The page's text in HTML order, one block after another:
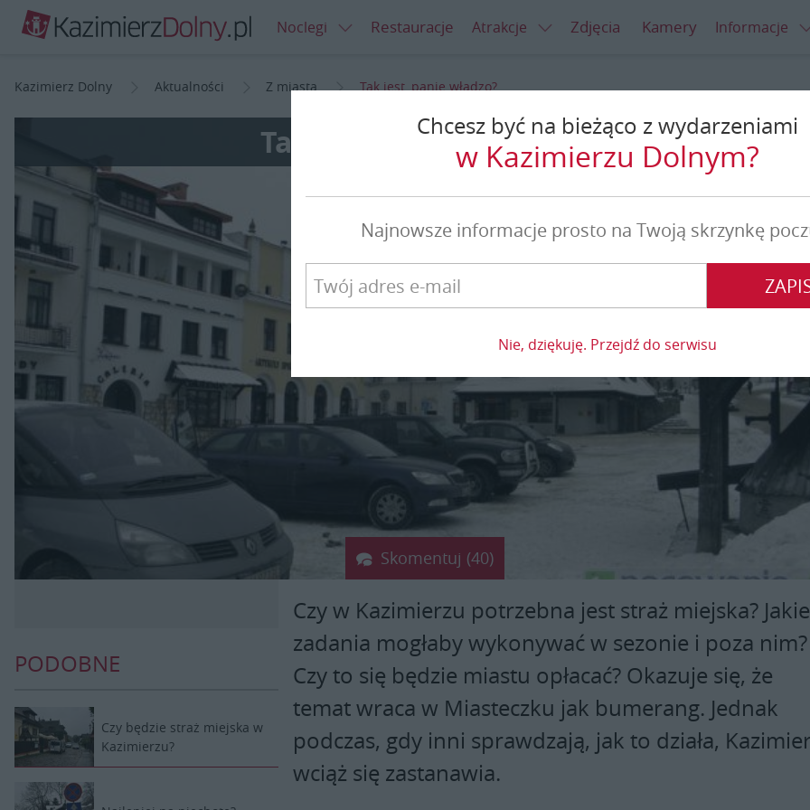
Noclegi Restauracje Atrakcje Zdjęcia Kamery Informacje
Kazimierz Dolny Aktualności Z miasta Tak jest, panie władzo?
Tak jest, panie władzo?
Skomentuj (40)
PODOBNE
Czy będzie straż miejska w
Kazimierzu?
Czy w Kazimierzu potrzebna jest straż miejska? Jakie
zadania mogłaby wykonywać w sezonie i poza nim?
Czy to się będzie miastu opłacać? Okazuje się, że
temat wraca w Miasteczku jak bumerang. Jednak
podczas, gdy inni sprawdzają, jak to działa,
wciąż się zastanawia.
Chcesz być na bieżąco z wydarzeniami
w Kazimierzu Dolnym?
Najnowsze informacje prosto na Twoją skrzynkę
Nie, dziękuję. Przejdź do serwisu